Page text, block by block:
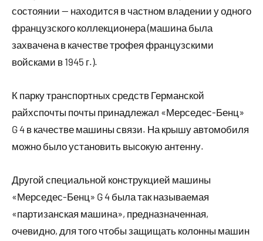
состоянии — находится в частном владении у одного
французского коллекционера (машина была
захвачена в качестве трофея французскими
войсками в 1945 г.).
К парку транспортных средств Германской
райхспочты почты принадлежал «Мерседес-Бенц»
G 4 в качестве машины связи. На крышу автомобиля
можно было установить высокую антенну.
Другой специальной конструкцией машины
«Мерседес-Бенц» G 4 была так называемая
«партизанская машина», предназначенная,
очевидно, для того чтобы защищать колонны машин